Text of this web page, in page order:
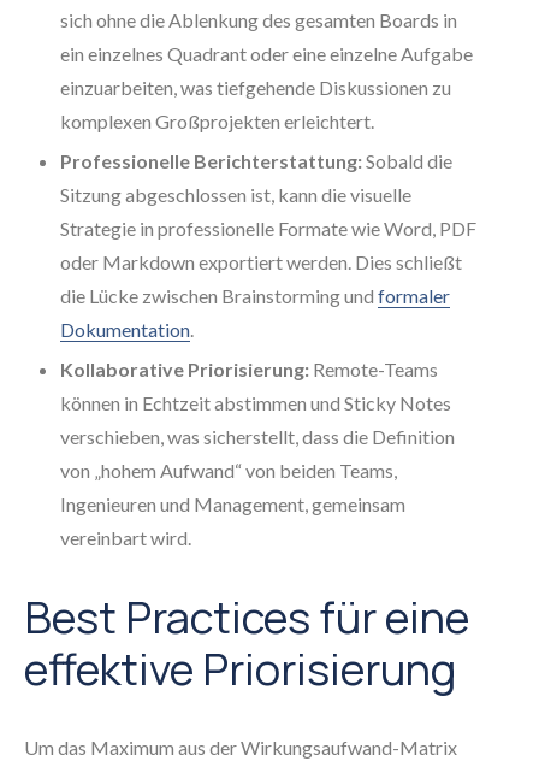
sich ohne die Ablenkung des gesamten Boards in
ein einzelnes Quadrant oder eine einzelne Aufgabe
einzuarbeiten, was tiefgehende Diskussionen zu
komplexen Großprojekten erleichtert.
Professionelle Berichterstattung:Sobald die
Sitzung abgeschlossen ist, kann die visuelle
Strategie in professionelle Formate wie Word, PDF
oder Markdown exportiert werden. Dies schließt
die Lücke zwischen Brainstorming und formaler
Dokumentation.
Kollaborative Priorisierung: Remote-Teams
können in Echtzeit abstimmen und Sticky Notes
verschieben, was sicherstellt, dass die Definition
von „hohem Aufwand“ von beiden Teams,
Ingenieuren und Management, gemeinsam
vereinbart wird.
Best Practices für eine
effektive Priorisierung
Um das Maximum aus der Wirkungsaufwand-Matrix